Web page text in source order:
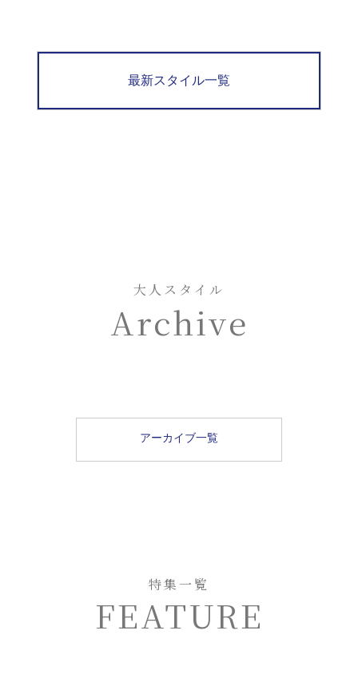
最新スタイル一覧
大人スタイル
Archive
アーカイブ一覧
特集一覧
FEATURE